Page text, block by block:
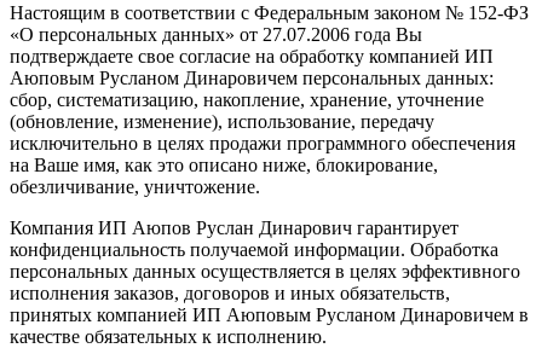
Настоящим в соответствии с Федеральным законом № 152-ФЗ
«О персональных данных» от 27.07.2006 года Вы
подтверждаете свое согласие на обработку компанией ИП
Аюповым Русланом Динаровичем персональных данных:
сбор, систематизацию, накопление, хранение, уточнение
(обновление, изменение), использование, передачу
исключительно в целях продажи программного обеспечения
на Ваше имя, как это описано ниже, блокирование,
обезличивание, уничтожение.
Компания ИП Аюпов Руслан Динарович гарантирует
конфиденциальность получаемой информации. Обработка
персональных данных осуществляется в целях эффективного
исполнения заказов, договоров и иных обязательств,
принятых компанией ИП Аюповым Русланом Динаровичем в
качестве обязательных к исполнению.